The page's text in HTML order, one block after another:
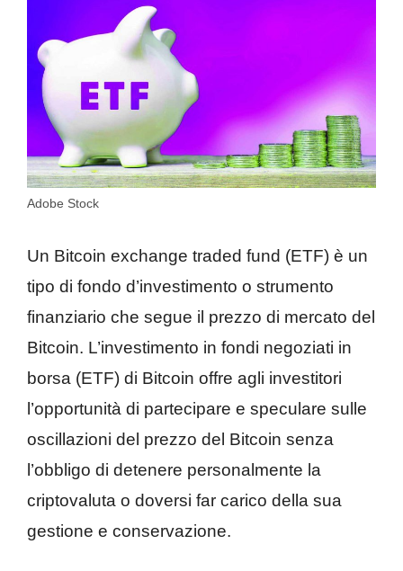
Adobe Stock
Un Bitcoin exchange traded fund (ETF) è un
tipo di fondo d’investimento o strumento
finanziario che segue il prezzo di mercato del
Bitcoin. L’investimento in fondi negoziati in
borsa (ETF) di Bitcoin offre agli investitori
l’opportunità di partecipare e speculare sulle
oscillazioni del prezzo del Bitcoin senza
l’obbligo di detenere personalmente la
criptovaluta o doversi far carico della sua
gestione e conservazione.